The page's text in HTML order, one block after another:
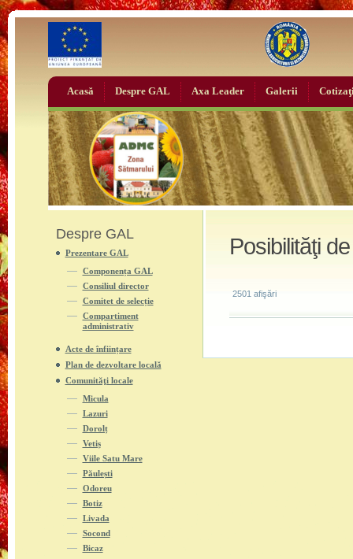
Acasă Despre GAL Axa Leader Galerii
Despre GAL
Prezentare GAL
Componența GAL
Consiliul director
Comitet de selecție
Compartiment
administrativ
Acte de înființare
Plan de dezvoltare locală
Comunităţi locale
Micula
Lazuri
Dorolț
Vetiș
Viile Satu Mare
Păulești
Odoreu
Botiz
Livada
Socond
Bicaz
Posibilităţi
2501 afişări